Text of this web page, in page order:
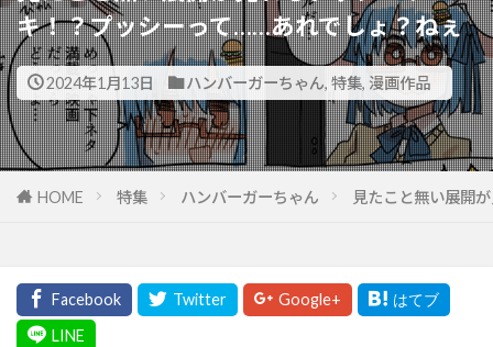
キ！？プッシーって……あれでしょ？ねぇ
2024年1月13日 ハンバーガーちゃん, 特集, 漫画作品
HOME 特集 ハンバーガーちゃん 見たこと無い展開